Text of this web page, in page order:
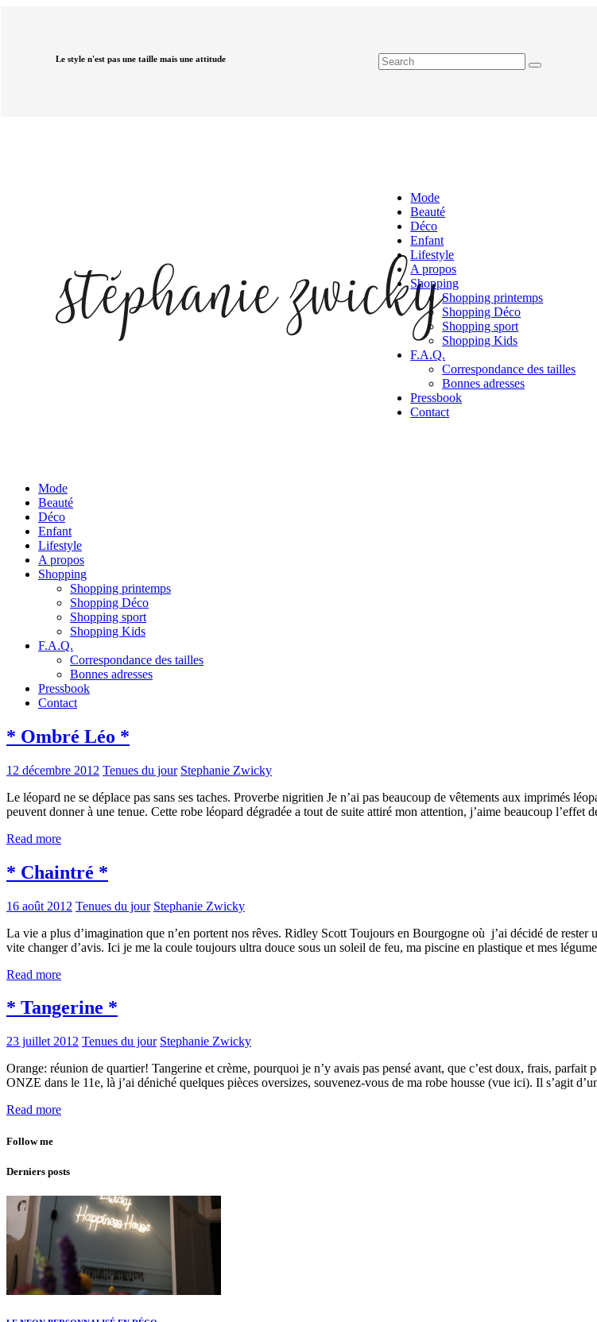
Le style n'est pas une taille mais une attitude
Mode
Beauté
Déco
Enfant
Lifestyle
A propos
Shopping
Shopping printemps
Shopping Déco
Shopping sport
Shopping Kids
F.A.Q.
Correspondance des tailles
Bonnes adresses
Pressbook
Contact
Mode
Beauté
Déco
Enfant
Lifestyle
A propos
Shopping
Shopping printemps
Shopping Déco
Shopping sport
Shopping Kids
F.A.Q.
Correspondance des tailles
Bonnes adresses
Pressbook
Contact
* Ombré Léo *
12 décembre 2012 Tenues du jour Stephanie Zwicky
Le léopard ne se déplace pas sans ses taches. Proverbe nigritien Je n’ai pas beaucoup de vêtements aux imprimés
peuvent donner à une tenue. Cette robe léopard dégradée a tout de suite attiré mon attention, j’aime beaucoup l’effet
Read more
* Chaintré *
16 août 2012 Tenues du jour Stephanie Zwicky
La vie a plus d’imagination que n’en portent nos rêves. Ridley Scott Toujours en Bourgogne où j’ai décidé de
vite changer d’avis. Ici je me la coule toujours ultra douce sous un soleil de feu, ma piscine en plastique et mes
Read more
* Tangerine *
23 juillet 2012 Tenues du jour Stephanie Zwicky
Orange: réunion de quartier! Tangerine et crème, pourquoi je n’y avais pas pensé avant, que c’est doux, frais,
ONZE dans le 11e, là j’ai déniché quelques pièces oversizes, souvenez-vous de ma robe housse (vue ici). Il s’agit
Read more
Follow me
Derniers posts